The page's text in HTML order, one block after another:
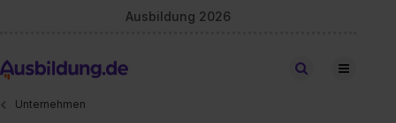
Ausbildung 2026
Stellen finden
Unternehmen